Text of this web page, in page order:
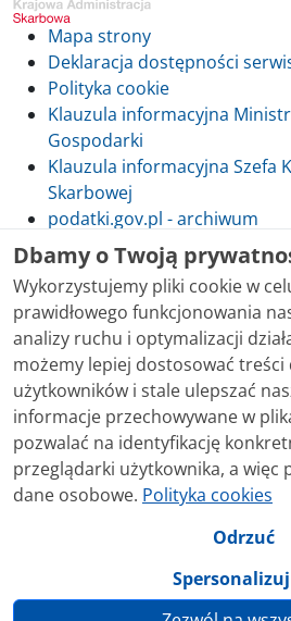
Mapa strony
Deklaracja dostępności
Polityka cookie
Klauzula informacyjna
Gospodarki
Klauzula informacyjna Szefa
Skarbowej
podatki.gov.pl - archiwum
Skontaktuj się z nami
Treści zamieszczone w serwisie
bezpłatnie. Korzystanie z treści
serwisie podatki.gov.pl,
korzystania, nie wymaga zgody
Treści znaczone w serwisie jako
przedmiotem praw autorskich, o
stwierdzone inaczej, są
Dbamy o Twoją
Wykorzystujemy pliki cookie w
prawidłowego funkcjonowania
analizy ruchu i optymalizacji
możemy lepiej dostosować
użytkowników i stale ulepszać
informacje przechowywane w
pozwalać na identyfikację
przeglądarki użytkownika, a więc
dane osobowe. Polityka cookies
Odrzuć
Spersonalizuj